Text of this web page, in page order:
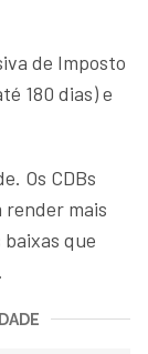
de Imposto
180 dias) e
Os CDBs
render mais
baixas que